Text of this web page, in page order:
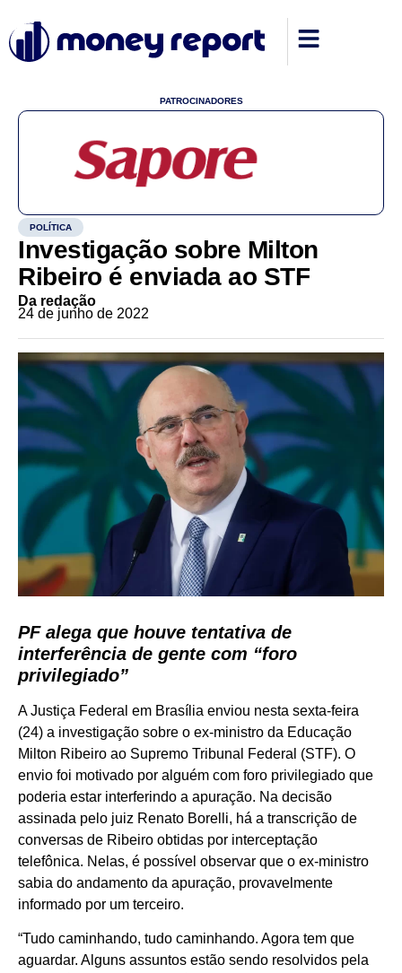
PATROCINADORES
POLÍTICA
Investigação sobre Milton
Ribeiro é enviada ao STF
Da redação
24 de junho de 2022
PF alega que houve tentativa de
interferência de gente com “foro
privilegiado”
A Justiça Federal em Brasília enviou nesta sexta-feira
(24) a investigação sobre o ex-ministro da Educação
Milton Ribeiro ao Supremo Tribunal Federal (STF). O
envio foi motivado por alguém com foro privilegiado que
poderia estar interferindo a apuração. Na decisão
assinada pelo juiz Renato Borelli, há a transcrição de
conversas de Ribeiro obtidas por interceptação
telefônica. Nelas, é possível observar que o ex-ministro
sabia do andamento da apuração, provavelmente
informado por um terceiro.
“Tudo caminhando, tudo caminhando. Agora tem que
aguardar. Alguns assuntos estão sendo resolvidos pela